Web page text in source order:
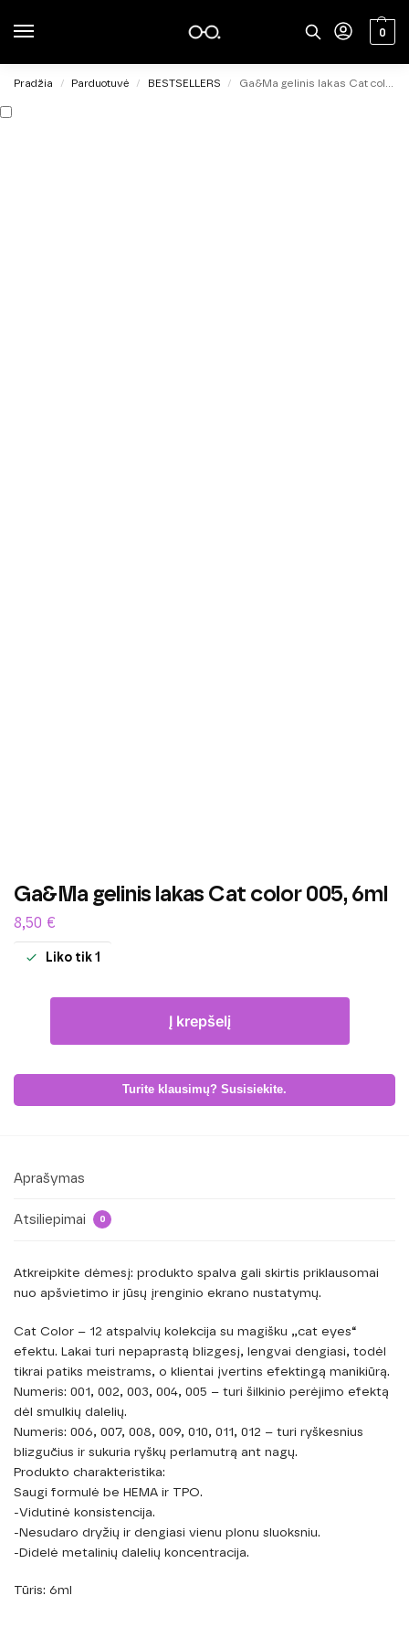
0
Pradžia / Parduotuvė / BESTSELLERS / Ga&Ma gelinis lakas Cat color 005, 6ml
Ga&Ma gelinis lakas Cat color 005, 6ml
8,50 €
Liko tik 1
Į krepšelį
Turite klausimų? Susisiekite.
Aprašymas
Atsiliepimai 0
Atkreipkite dėmesį: produkto spalva gali skirtis priklausomai
nuo apšvietimo ir jūsų įrenginio ekrano nustatymų.
Cat Color – 12 atspalvių kolekcija su magišku „cat eyes“
efektu. Lakai turi nepaprastą blizgesį, lengvai dengiasi, todėl
tikrai patiks meistrams, o klientai įvertins efektingą manikiūrą.
Numeris: 001, 002, 003, 004, 005 – turi šilkinio perėjimo efektą
dėl smulkių dalelių.
Numeris: 006, 007, 008, 009, 010, 011, 012 – turi ryškesnius
blizgučius ir sukuria ryškų perlamutrą ant nagų.
Produkto charakteristika:
Saugi formulė be HEMA ir TPO.
-Vidutinė konsistencija.
-Nesudaro dryžių ir dengiasi vienu plonu sluoksniu.
-Didelė metalinių dalelių koncentracija.
Tūris: 6ml